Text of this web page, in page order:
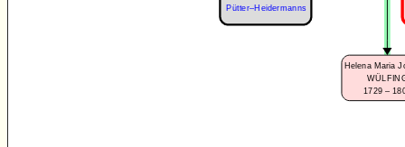
Pütter–Heidermanns
Helena Maria
1729 –